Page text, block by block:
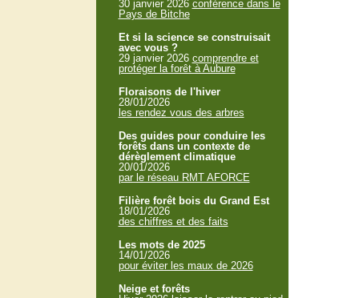
30 janvier 2026 conférence dans le
Pays de Bitche
Et si la science se construisait
avec vous ?
29 janvier 2026 comprendre et
protéger la forêt à Aubure
Floraisons de l'hiver
28/01/2026
les rendez vous des arbres
Des guides pour conduire les
forêts dans un contexte de
dérèglement climatique
20/01/2026
par le réseau RMT AFORCE
Filière forêt bois du Grand Est
18/01/2026
des chiffres et des faits
Les mots de 2025
14/01/2026
pour éviter les maux de 2026
Neige et forêts